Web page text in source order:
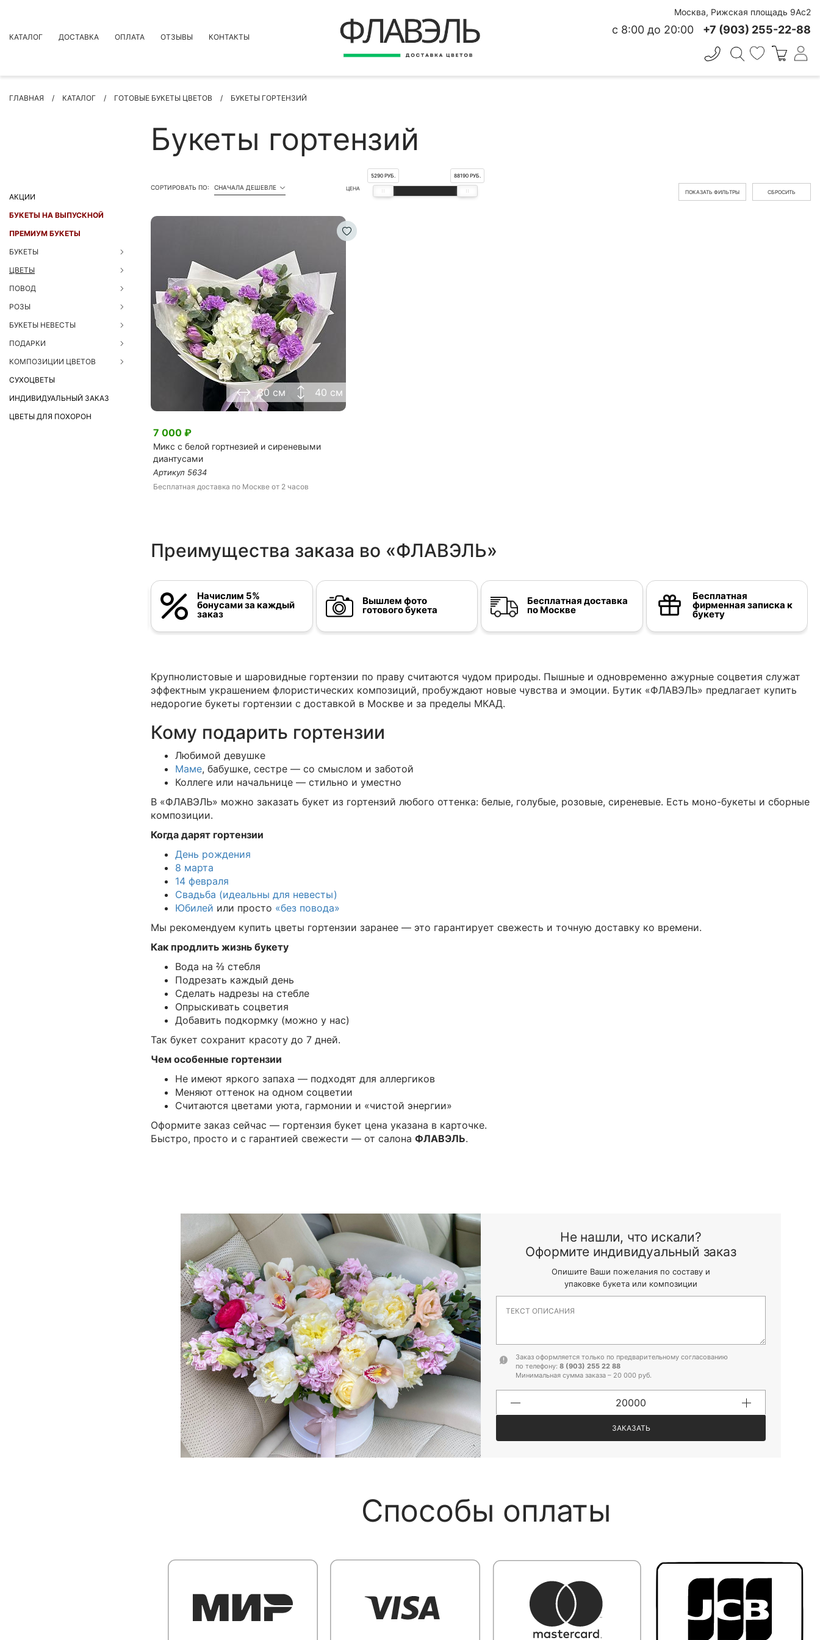
КАТАЛОГ
БУКЕТЫ НЕВЕСТЫ
ПОДАРКИ
КОМПОЗИЦИИ ЦВЕТОВ
СУХОЦВЕТЫ
ИНДИВИДУАЛЬНЫЙ ЗАКАЗ
ЦВЕТЫ ДЛЯ ПОХОРОН
ДОСТАВКА ОПЛАТА ОТЗЫВЫ КОНТАКТЫ
Москва, Рижская площадь 9Ас2
с 8:00 до 20:00 +7 (903) 255-22-88
ГЛАВНАЯ КАТАЛОГ ГОТОВЫЕ БУКЕТЫ ЦВЕТОВ БУКЕТЫ ГОРТЕНЗИЙ
АКЦИИ
БУКЕТЫ НА ВЫПУСКНОЙ
ПРЕМИУМ БУКЕТЫ
БУКЕТЫ
ЦВЕТЫ
ПОВОД
РОЗЫ
БУКЕТЫ НЕВЕСТЫ
ПОДАРКИ
КОМПОЗИЦИИ ЦВЕТОВ
СУХОЦВЕТЫ
ИНДИВИДУАЛЬНЫЙ ЗАКАЗ
ЦВЕТЫ ДЛЯ ПОХОРОН
Букеты гортензий
СОРТИРОВАТЬ ПО: СНАЧАЛА ДЕШЕВЛЕ ЦЕНА
5290 РУБ. 88190 РУБ.
ПОКАЗАТЬ ФИЛЬТРЫ СБРОСИТЬ
30 см 40 см
7 000 ₽
Микс с белой гортнезией и сиреневыми
диантусами
Артикул 5634
Бесплатная доставка по Москве от 2 часов
Преимущества заказа во «ФЛАВЭЛЬ»
Начислим 5%
бонусами за каждый
заказ
Вышлем фото
готового букета
Бесплатная доставка
по Москве
Бесплатная
фирменная записка к
букету
Крупнолистовые и шаровидные гортензии по праву считаются чудом природы. Пышные и одновременно ажурные соцветия служат
эффектным украшением флористических композиций, пробуждают новые чувства и эмоции. Бутик «ФЛАВЭЛЬ» предлагает купить
недорогие букеты гортензии с доставкой в Москве и за пределы МКАД.
Кому подарить гортензии
Любимой девушке
Маме, бабушке, сестре — со смыслом и заботой
Коллеге или начальнице — стильно и уместно
В «ФЛАВЭЛЬ» можно заказать букет из гортензий любого оттенка: белые, голубые, розовые, сиреневые. Есть моно-букеты и сборные
композиции.
Когда дарят гортензии
День рождения
8 марта
14 февраля
Свадьба (идеальны для невесты)
Юбилей или просто «без повода»
Мы рекомендуем купить цветы гортензии заранее — это гарантирует свежесть и точную доставку ко времени.
Как продлить жизнь букету
Вода на ⅔ стебля
Подрезать каждый день
Сделать надрезы на стебле
Опрыскивать соцветия
Добавить подкормку (можно у нас)
Так букет сохранит красоту до 7 дней.
Чем особенные гортензии
Не имеют яркого запаха — подходят для аллергиков
Меняют оттенок на одном соцветии
Считаются цветами уюта, гармонии и «чистой энергии»
Оформите заказ сейчас — гортензия букет цена указана в карточке.
Быстро, просто и с гарантией свежести — от салона ФЛАВЭЛЬ.
Не нашли, что искали?
Оформите индивидуальный заказ
Опишите Ваши пожелания по составу и
упаковке букета или композиции
Заказ оформляется только по предварительному согласованию
по телефону: 8 (903) 255 22 88
Минимальная сумма заказа – 20 000 руб.
ЗАКАЗАТЬ
Способы оплаты
ВЕРНУТЬСЯ
Я принимаю Политику конфиденциальности и
Правила использования сайта ФЛАВЭЛЬ. Мы не
продаем ваши данные и храним их в безопасности